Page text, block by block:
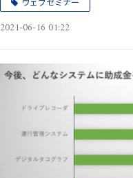
2021-06-16 01:22